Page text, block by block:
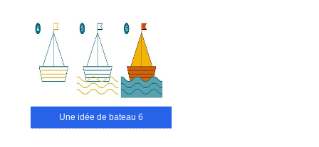
Une idée de bateau 6